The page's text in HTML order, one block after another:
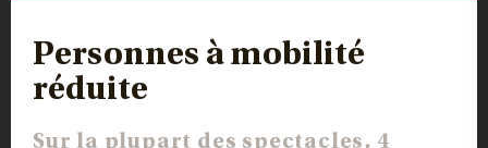
Personnes à mobilité
réduite
Sur la plupart des spectacles, 4